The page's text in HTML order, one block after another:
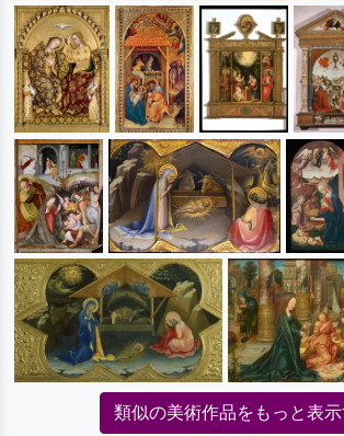
類似の美術作品をもっと表示